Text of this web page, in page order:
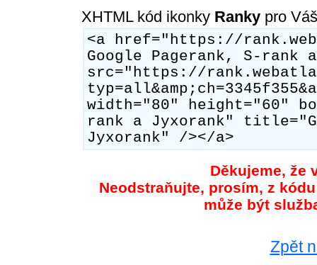
XHTML kód ikonky Ranky pro
<a href="https://
Google Pagerank, S-rank
src="https://
width="80" height="60"
rank a Jyxorank"
Jyxorank" /></a>
Děkujeme, že
Neodstraňujte, prosím, z
může být
Zpět